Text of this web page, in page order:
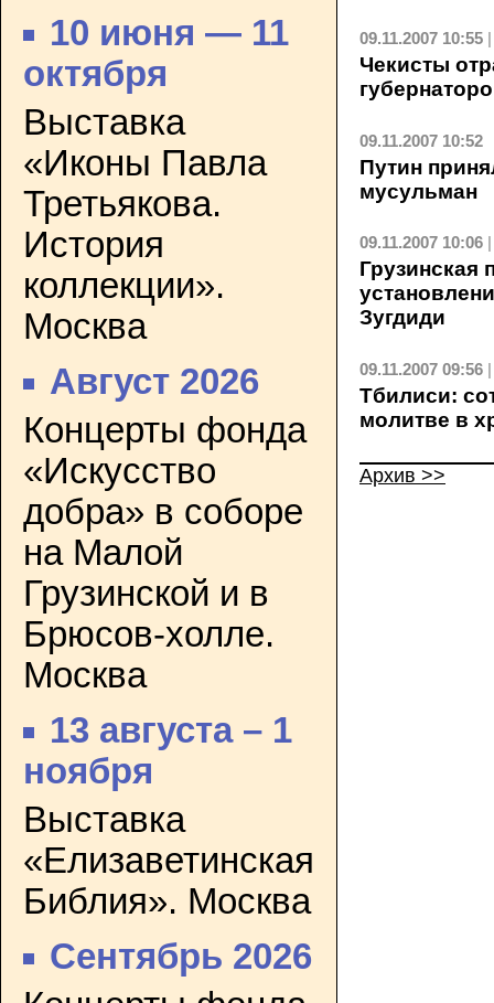
10 июня — 11
октября
Выставка
«Иконы Павла
Третьякова.
История
коллекции».
Москва
Август 2026
Концерты фонда
«Искусство
добра» в соборе
на Малой
Грузинской и в
Брюсов-холле.
Москва
13 августа – 1
ноября
Выставка
«Елизаветинская
Библия». Москва
Сентябрь 2026
09.11.2007 10:55
Чекисты
09.11.2007 10:52
Путин
мусульман
09.11.2007 10:06
Грузинская
Зугдиди
09.11.2007 09:56
Тбилиси:
молитве в
Архив >>